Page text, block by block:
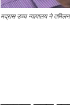
मद्रास उच्च न्यायालय ने